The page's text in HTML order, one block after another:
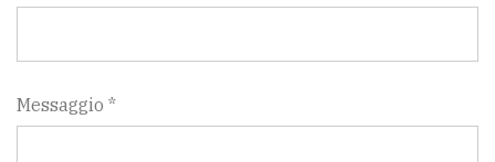
Messaggio *